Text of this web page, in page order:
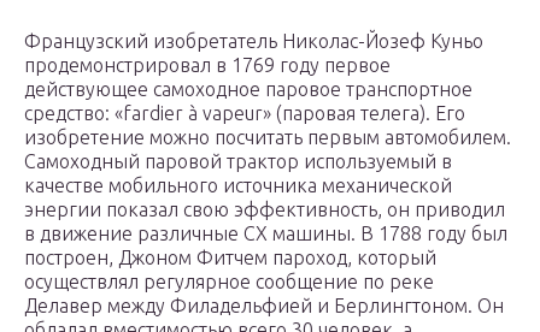
Французский изобретатель Николас-Йозеф Куньо
продемонстрировал в 1769 году первое
действующее самоходное паровое транспортное
средство: «fardier à vapeur» (паровая телега). Его
изобретение можно посчитать первым автомобилем.
Самоходный паровой трактор используемый в
качестве мобильного источника механической
энергии показал свою эффективность, он приводил
в движение различные СХ машины. В 1788 году был
построен, Джоном Фитчем пароход, который
осуществлял регулярное сообщение по реке
Делавер между Филадельфией и Берлингтоном. Он